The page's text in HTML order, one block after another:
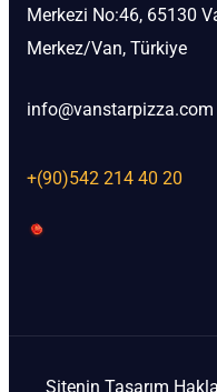
Merkezi No:46, 65130
Merkez/Van, Türkiye
info@vanstarpizza.com
+(90)542 214 40 20
Sitenin Tasarım